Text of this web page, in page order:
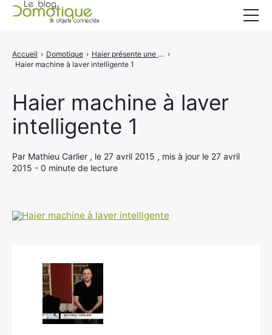
Haier machine à laver
intelligente 1
Par Mathieu Carlier , le 27 avril 2015 , mis à jour le 27 avril
2015 - 0 minute de lecture
Accueil › Domotique › Haier présente une double machine à laver intelligente ›
Haier machine à laver intelligente 1
Catégories
A propos
CONTACT